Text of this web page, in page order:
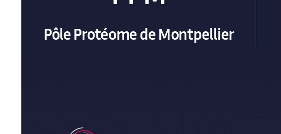
Pôle Protéome de Montpellier